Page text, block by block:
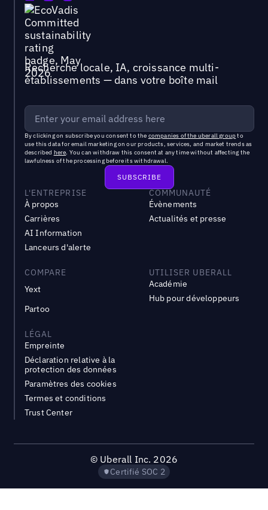
Recherche locale, IA, croissance multi-
établissements — dans votre boîte mail
By clicking on subscribe you consent to the companies of the uberall groupto
use this data for email marketing on our products, services, and market trends as
described here. You can withdraw this consent at any time without affecting the
lawfulness of the processing before its withdrawal.
L'ENTREPRISE
À propos
Carrières
AI Information
Lanceurs d'alerte
COMMUNAUTÉ
Évènements
Actualités et presse
COMPARE
Yext
Partoo
UTILISER UBERALL
Académie
Hub pour développeurs
LÉGAL
Empreinte
Déclaration relative à la
protection des données
Paramètres des cookies
Termes et conditions
Trust Center
© Uberall Inc. 2026
Certifié SOC 2